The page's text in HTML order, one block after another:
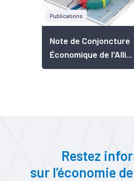
Publications
Note de Conjoncture
Économique de l'Alli...
Restez
sur l’économie